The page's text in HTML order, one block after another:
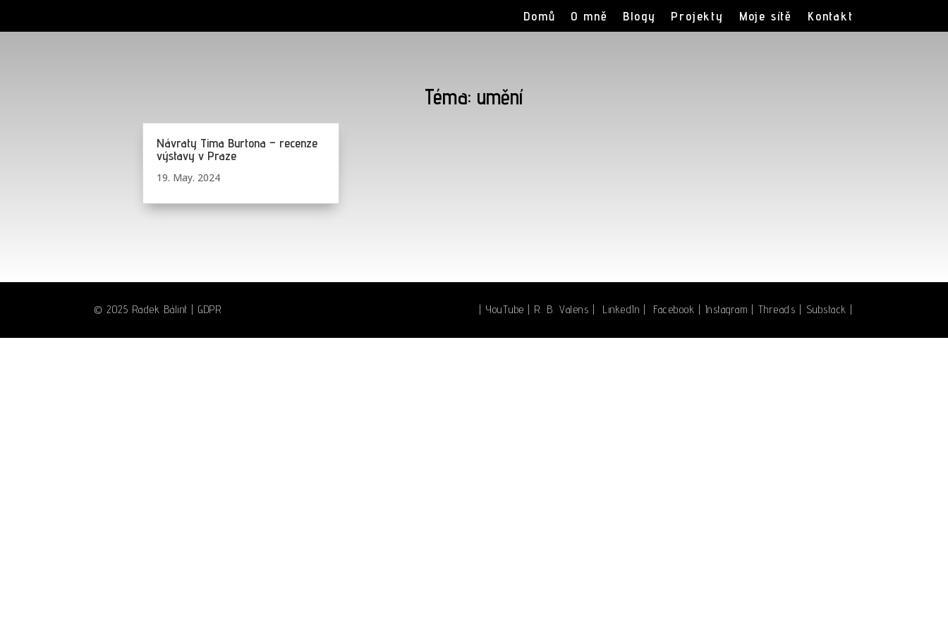
Domů O mně Blogy Projekty Moje sítě Kontakt
Téma: umění
Návraty Tima Burtona – recenze
výstavy v Praze
19. May. 2024
© 2025 Radek Bálint |GDPR | YouTube |R. B. Valens |LinkedIn |Facebook Instagram Threads Substack